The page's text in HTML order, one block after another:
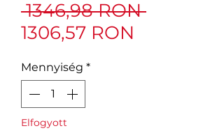
1346,98 RON Szokásos
1306,57 RON
Mennyiség *
Elfogyott